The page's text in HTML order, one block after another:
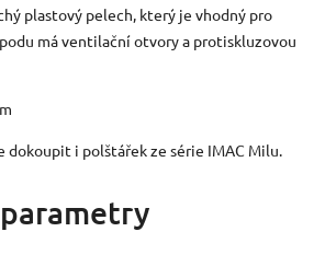
plastový pelech, který je vhodný pro
má ventilační otvory a protiskluzovou
dokoupit i polštářek ze série IMAC Milu.